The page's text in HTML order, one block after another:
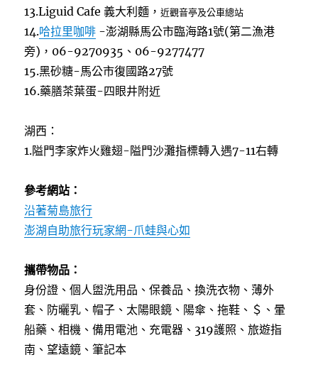
13.Liguid Cafe 義大利麵，近觀音亭及公車總站
14.哈拉里咖啡 -澎湖縣馬公市臨海路1號(第二漁港
旁)，06-9270935、06-9277477
15.黑砂糖-馬公市復國路27號
16.藥膳茶葉蛋-四眼井附近
湖西：
1.隘門李家炸火雞翅-隘門沙灘指標轉入遇7-11右轉
參考網站：
沿著菊島旅行
澎湖自助旅行玩家網-爪蛙與心如
攜帶物品：
身份證、個人盥洗用品、保養品、換洗衣物、薄外
套、防曬乳、帽子、太陽眼鏡、陽傘、拖鞋、＄、暈
船藥、相機、備用電池、充電器、319護照、旅遊指
南、望遠鏡、筆記本